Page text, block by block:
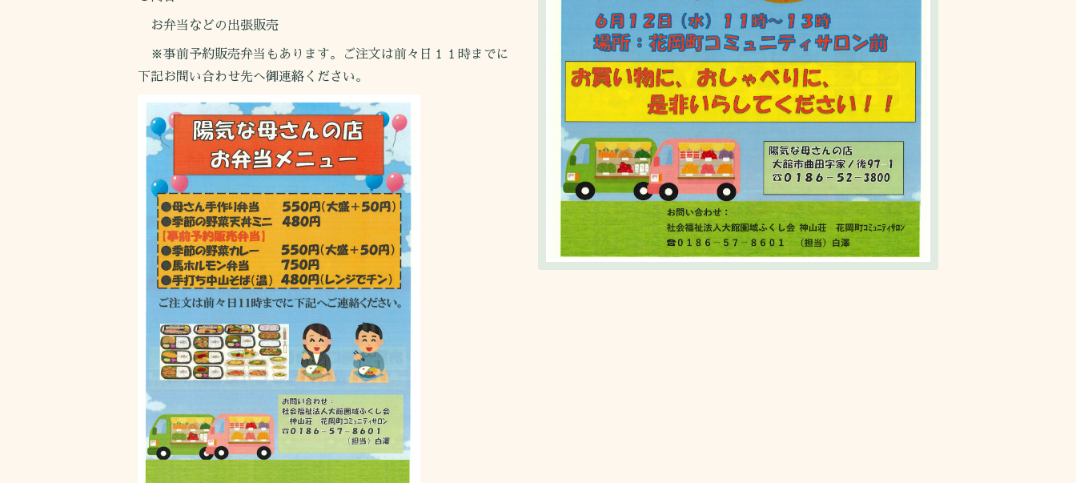
お弁当などの出張販売
※事前予約販売弁当もあります。ご注文は前々日１１時までに
下記お問い合わせ先へ御連絡ください。